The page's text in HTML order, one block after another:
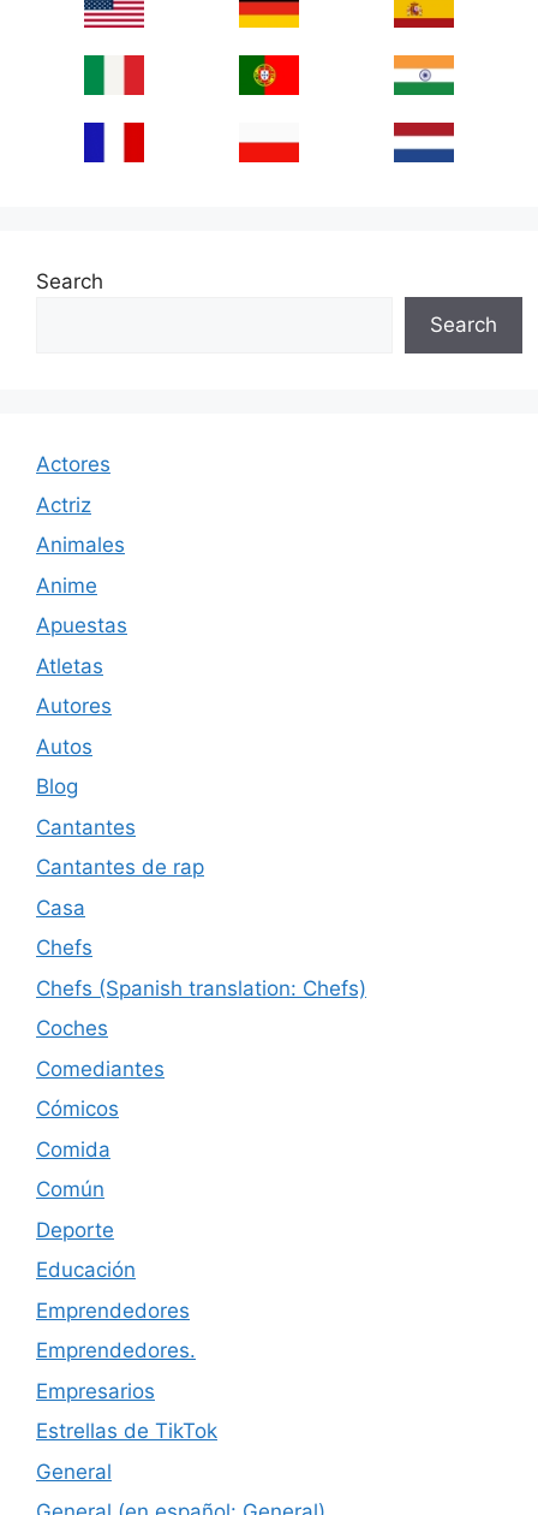
Search
Search
Actores
Actriz
Animales
Anime
Apuestas
Atletas
Autores
Autos
Blog
Cantantes
Cantantes de rap
Casa
Chefs
Chefs (Spanish translation: Chefs)
Coches
Comediantes
Cómicos
Comida
Común
Deporte
Educación
Emprendedores
Emprendedores.
Empresarios
Estrellas de TikTok
General